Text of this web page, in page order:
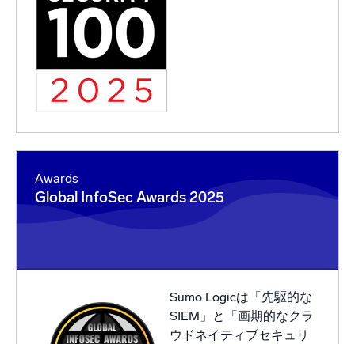
Awards
Global InfoSec Awards 2025
Sumo Logicは「先駆的な
SIEM」と「画期的なクラ
ウドネイティブセキュリ